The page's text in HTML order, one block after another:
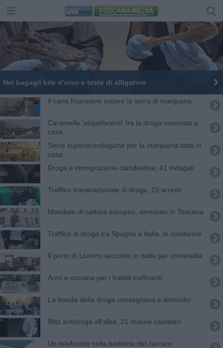
Nei bagagli bile d'orso e teste di alligatore
Il cane finanziere scopre la serra di marijuana
Caramelle 'stupefacenti' fra la droga nascosta a
casa
Serre supertecnologiche per la marijuana fatta in
casa
Droga e immigrazione clandestina, 41 indagati
Traffico transnazionale di droga, 15 arresti
Mandato di cattura europeo, arrestato in Toscana
Traffico di droga tra Spagna e Italia, le condanne
Il porto di Livorno secondo in Italia per criminalità
Armi e cocaina per i fratelli trafficanti
La banda della droga consegnava a domicilio
Blitz antidroga all'alba, 21 misure cautelari
Un telefonino nella barberia del carcere